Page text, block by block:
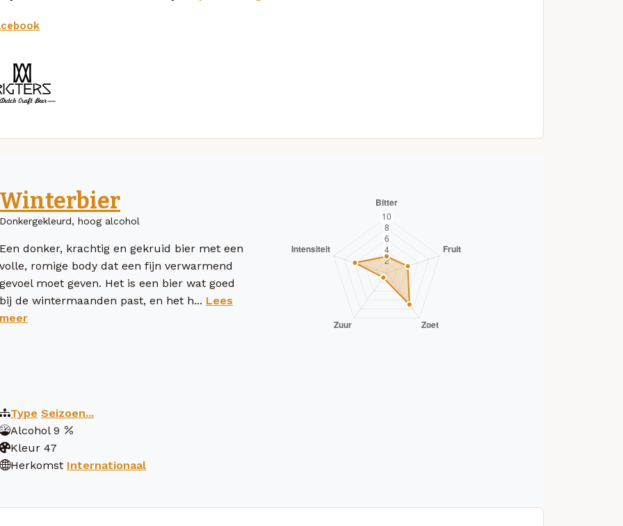
Winterbier
Donkergekleurd, hoog alcohol
Een donker, krachtig en gekruid bier met een
volle, romige body dat een fijn verwarmend
gevoel moet geven. Het is een bier wat goed
bij de wintermaanden past, en het h... Lees
meer
Type Seizoen...
Alcohol 9
Kleur 47
Herkomst Internationaal